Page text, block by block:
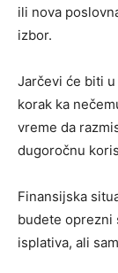
ili nova
izbor.
Jarčevi će biti
korak ka
vreme da
dugoročnu
Finansijska
budete oprezni
isplativa, ali